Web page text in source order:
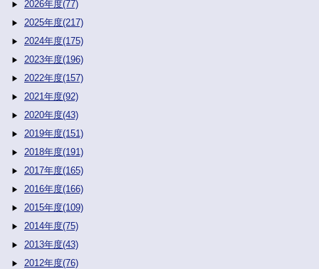
2026年度(77)
2025年度(217)
2024年度(175)
2023年度(196)
2022年度(157)
2021年度(92)
2020年度(43)
2019年度(151)
2018年度(191)
2017年度(165)
2016年度(166)
2015年度(109)
2014年度(75)
2013年度(43)
2012年度(76)